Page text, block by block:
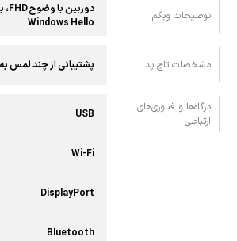
توضیحات وبکم
Windows Hello
مشخصات تاچ پد پشتیبانی از چند لمس
درگاه‌ها و فناوری‌های
ارتباطی
USB
Wi-Fi
DisplayPort
Bluetooth